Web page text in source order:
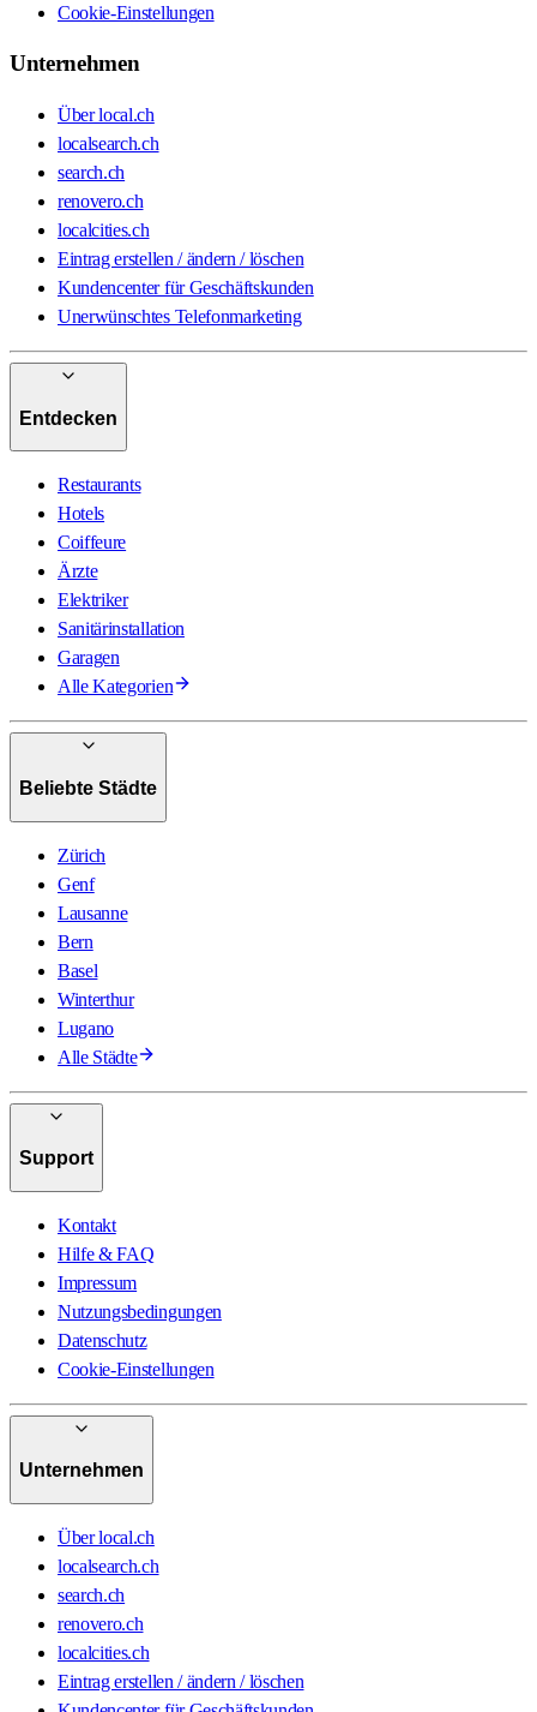
Cookie-Einstellungen
Unternehmen
Über local.ch
localsearch.ch
search.ch
renovero.ch
localcities.ch
Eintrag erstellen / ändern / löschen
Kundencenter für Geschäftskunden
Unerwünschtes Telefonmarketing
Entdecken
Restaurants
Hotels
Coiffeure
Ärzte
Elektriker
Sanitärinstallation
Garagen
Alle Kategorien
Beliebte Städte
Zürich
Genf
Lausanne
Bern
Basel
Winterthur
Lugano
Alle Städte
Support
Kontakt
Hilfe & FAQ
Impressum
Nutzungsbedingungen
Datenschutz
Cookie-Einstellungen
Unternehmen
Über local.ch
localsearch.ch
search.ch
renovero.ch
localcities.ch
Eintrag erstellen / ändern / löschen